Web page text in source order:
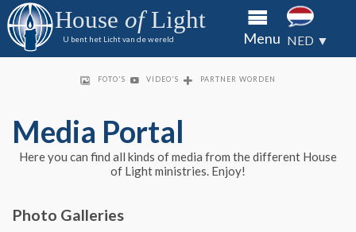
House ofLight
U bent het Licht van de wereld Menu NED ▼
Over
Kids
House of
Light via
of cheque
House of
Light via
of cheque
House of
Light via
of cheque
FOTO'S VIDEO'S PARTNER WORDEN
Media Portal
Here you can find all kinds of media from the different House
of Light ministries. Enjoy!
Photo Galleries